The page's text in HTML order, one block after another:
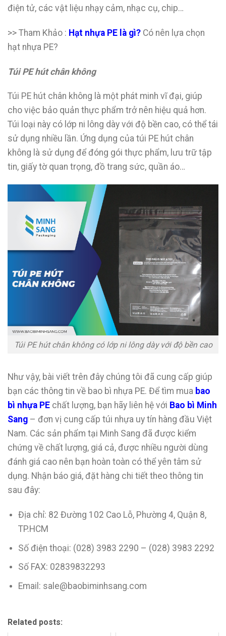
điện tử, các vật liệu nhạy cảm, nhạc cụ, chip…
>> Tham Khảo : Hạt nhựa PE là gì? Có nên lựa chọn
hạt nhựa PE?
Túi PE hút chân không
Túi PE hút chân không là một phát minh vĩ đại, giúp
cho việc bảo quản thực phẩm trở nên hiệu quả hơn.
Túi loại này có lớp ni lông dày với độ bền cao, có thể tái
sử dụng nhiều lần. Ứng dụng của túi PE hút chân
không là sử dụng để đóng gói thực phẩm, lưu trữ tập
tin, giấy tờ quan trọng, đồ trang sức, quần áo…
Túi PE hút chân không có lớp ni lông dày với độ bền cao
Như vậy, bài viết trên đây chúng tôi đã cung cấp giúp
bạn các thông tin về bao bì nhựa PE. Để tìm mua bao
bì nhựa PE chất lượng, bạn hãy liên hệ với Bao bì Minh
Sang – đơn vị cung cấp túi nhựa uy tín hàng đầu Việt
Nam. Các sản phẩm tại Minh Sang đã được kiểm
chứng về chất lượng, giá cả, được nhiều người dùng
đánh giá cao nên bạn hoàn toàn có thể yên tâm sử
dụng. Nhận báo giá, đặt hàng chi tiết theo thông tin
sau đây:
Địa chỉ: 82 Đường 102 Cao Lỗ, Phường 4, Quận 8,
TP.HCM
Số điện thoại: (028) 3983 2290 – (028) 3983 2292
Số FAX: 02839832293
Email: sale@baobiminhsang.com
Related posts: